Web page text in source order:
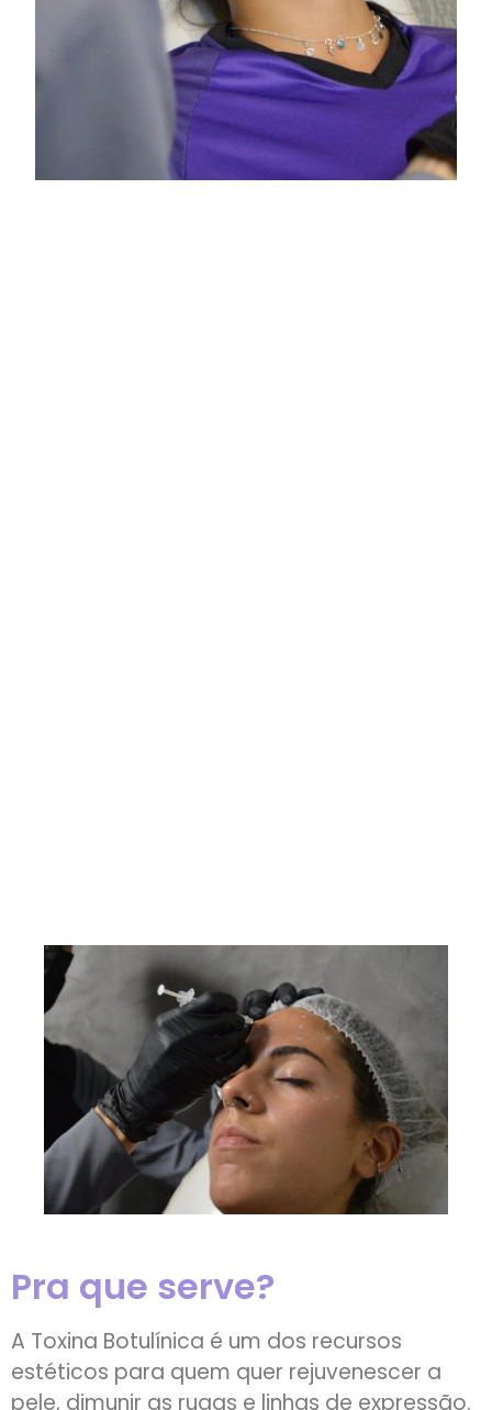
Pra que serve?
A Toxina Botulínica é um dos recursos
estéticos para quem quer rejuvenescer a
pele, dimunir as rugas e linhas de expressão.